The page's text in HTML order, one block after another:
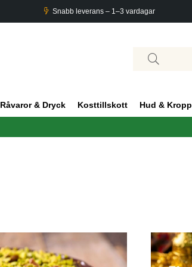
Snabb leverans – 1–3 vardagar
Råvaror & Dryck Kosttillskott Hud & Kropp